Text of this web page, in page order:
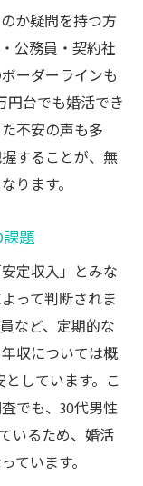
ヒント
評価される理
を知る30代婚
性の収入条
市場の相場
入に関する落
頼の証明
入証明書類と
の信頼性ア
か疑問を持つ方
公務員・契約社
ーダーラインも
円台でも婚活でき
不安の声も多
することが、無
ります。
題
定収入」とみな
って判断されま
など、定期的な
収については概
しています。こ
でも、30代男性
いるため、婚活
ています。